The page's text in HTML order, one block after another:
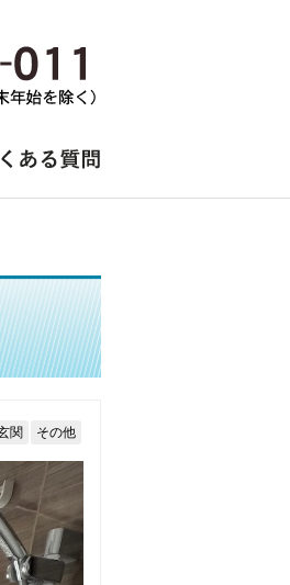
関 その他